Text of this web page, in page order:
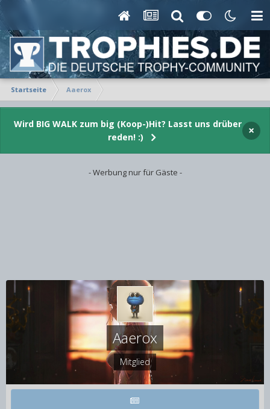
Startseite Aaerox
Wird BIG WALK zum big (Koop-)Hit? Lasst uns drüber
reden! :)
×
- Werbung nur für Gäste -
Aaerox
Mitglied